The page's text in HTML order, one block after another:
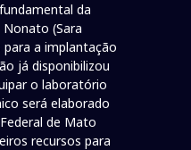
da
Nonato (Sara
a implantação
já disponibilizou
o laboratório
será elaborado
de Mato
recursos para